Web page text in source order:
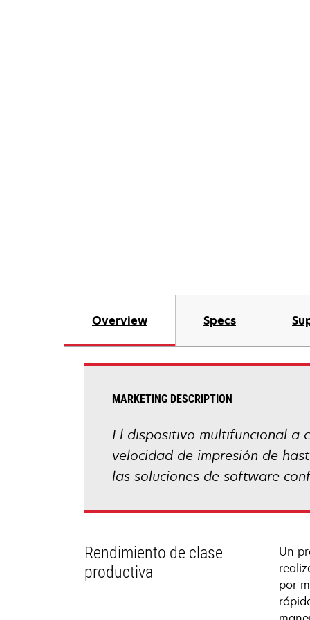
Overview Specs
MARKETING DESCRIPTION
El dispositivo multifuncional a
velocidad de impresión de
las soluciones de software
Rendimiento de clase
productiva
Un
por